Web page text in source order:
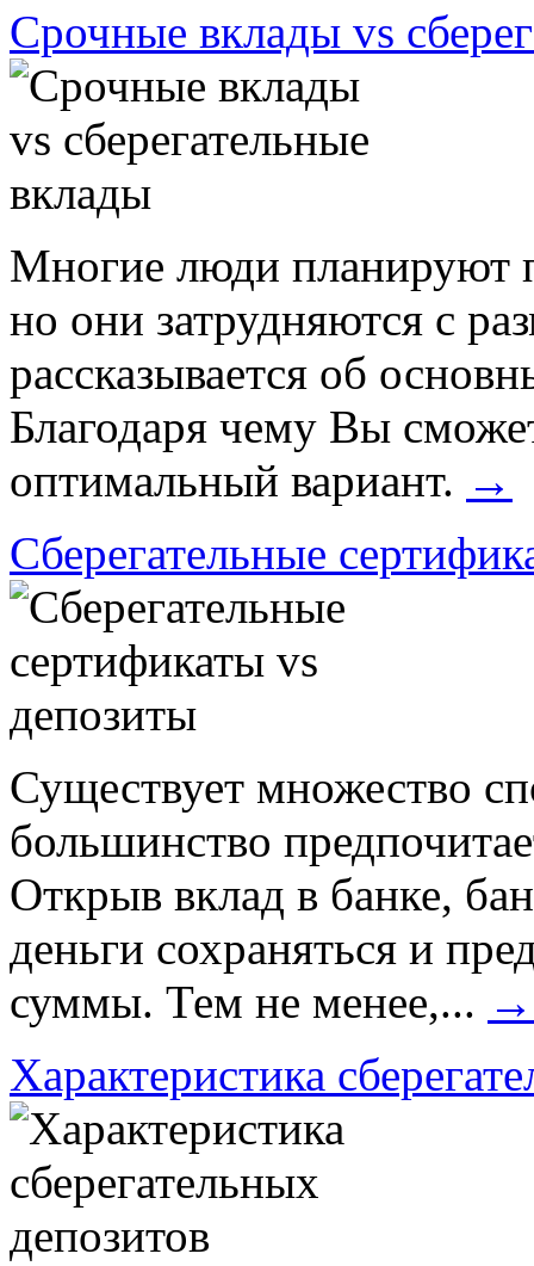
Срочные вклады vs
Многие люди планируют
но они затрудняются с
рассказывается об
Благодаря чему Вы
оптимальный вариант. →
Сберегательные
Существует множество
большинство
Открыв вклад в банке,
деньги сохраняться и
суммы. Тем не менее,... →
Характеристика